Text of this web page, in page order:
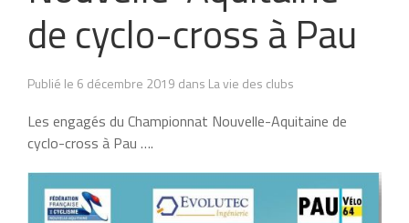
de cyclo-cross à Pau
Publié le 6 décembre 2019 dans La vie des clubs
Les engagés du Championnat Nouvelle-Aquitaine de
cyclo-cross à Pau ….